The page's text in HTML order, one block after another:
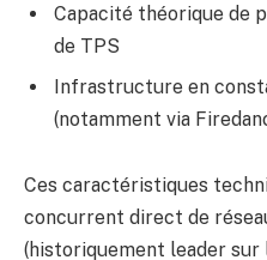
Capacité théorique de
de TPS
Infrastructure en
(notamment via
Ces caractéristiques
concurrent direct de
(historiquement leader sur